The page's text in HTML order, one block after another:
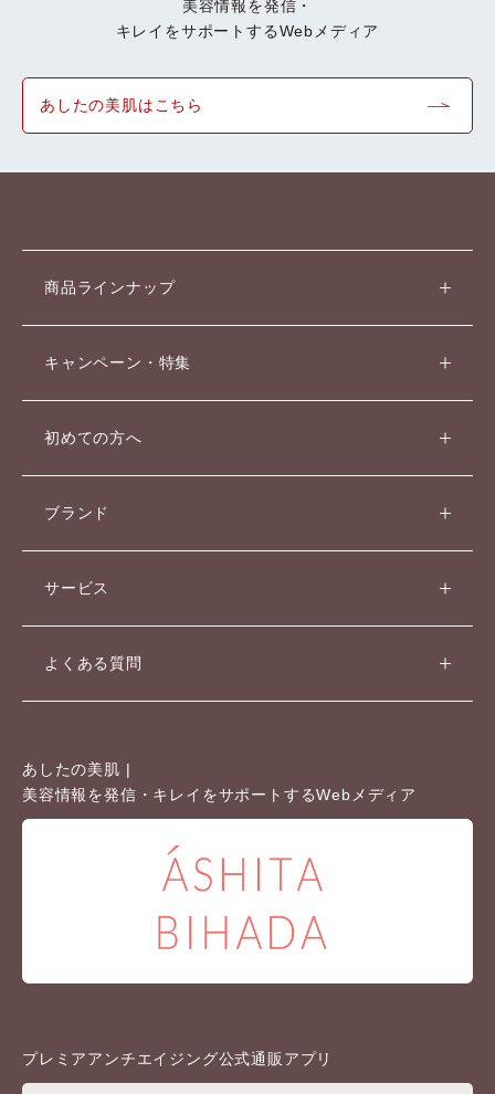
美容情報を発信・
キレイをサポートするWebメディア
あしたの美肌はこちら
商品ラインナップ
キャンペーン・特集
初めての方へ
ブランド
サービス
よくある質問
あしたの美肌 |
美容情報を発信・キレイをサポートするWebメディア
プレミアアンチエイジング公式通販アプリ